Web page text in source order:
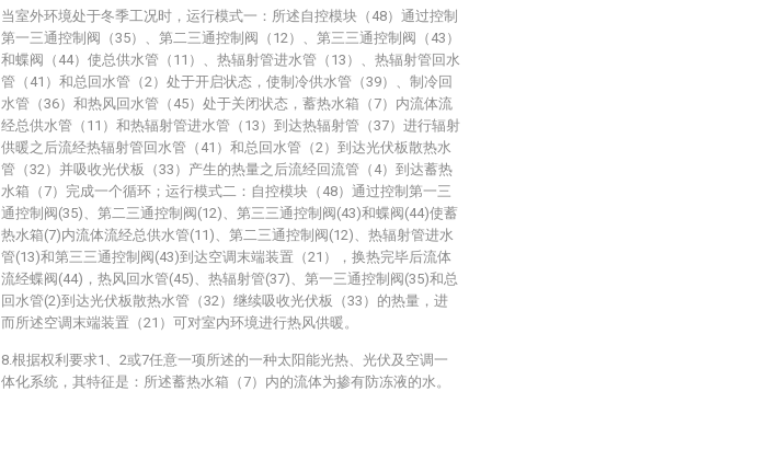
当室外环境处于冬季工况时，运行模式一：所述自控模块（48）通过控制
第一三通控制阀（35）、第二三通控制阀（12）、第三三通控制阀（43）
和蝶阀（44）使总供水管（11）、热辐射管进水管（13）、热辐射管回水
管（41）和总回水管（2）处于开启状态，使制冷供水管（39）、制冷回
水管（36）和热风回水管（45）处于关闭状态，蓄热水箱（7）内流体流
经总供水管（11）和热辐射管进水管（13）到达热辐射管（37）进行辐射
供暖之后流经热辐射管回水管（41）和总回水管（2）到达光伏板散热水
管（32）并吸收光伏板（33）产生的热量之后流经回流管（4）到达蓄热
水箱（7）完成一个循环；运行模式二：自控模块（48）通过控制第一三
通控制阀(35)、第二三通控制阀(12)、第三三通控制阀(43)和蝶阀(44)使蓄
热水箱(7)内流体流经总供水管(11)、第二三通控制阀(12)、热辐射管进水
管(13)和第三三通控制阀(43)到达空调末端装置（21），换热完毕后流体
流经蝶阀(44)，热风回水管(45)、热辐射管(37)、第一三通控制阀(35)和总
回水管(2)到达光伏板散热水管（32）继续吸收光伏板（33）的热量，进
而所述空调末端装置（21）可对室内环境进行热风供暖。
8.根据权利要求1、2或7任意一项所述的一种太阳能光热、光伏及空调一
体化系统，其特征是：所述蓄热水箱（7）内的流体为掺有防冻液的水。